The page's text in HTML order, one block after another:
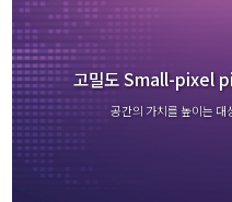
고밀도 Small-pixel
공간의 가치를 높이는